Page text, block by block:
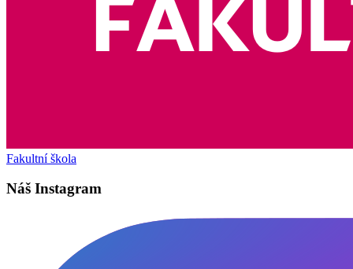
Fakultní škola
Náš Instagram